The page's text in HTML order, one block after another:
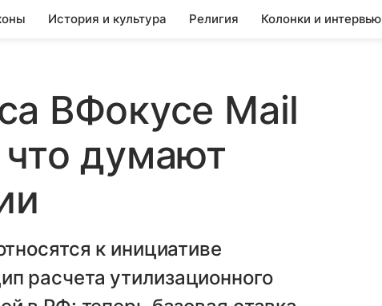
История и культура Религия Колонки и интервью
ВФокусе Mail
думают
к инициативе
расчета утилизационного